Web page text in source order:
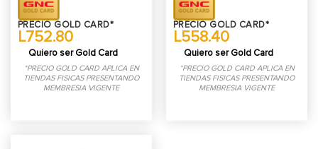
PRECIO GOLD CARD*
L752.80
Quiero ser Gold Card
*PRECIO GOLD CARD APLICA EN
TIENDAS FISICAS PRESENTANDO
MEMBRESIA VIGENTE
PRECIO GOLD CARD*
L558.40
Quiero ser Gold Card
*PRECIO GOLD CARD APLICA EN
TIENDAS FISICAS PRESENTANDO
MEMBRESIA VIGENTE